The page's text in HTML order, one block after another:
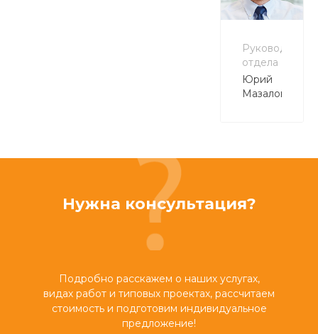
Руководитель
отдела
Юрий
Мазалов
Нужна консультация?
Подробно расскажем о наших услугах,
видах работ и типовых проектах, рассчитаем
стоимость и подготовим индивидуальное
предложение!